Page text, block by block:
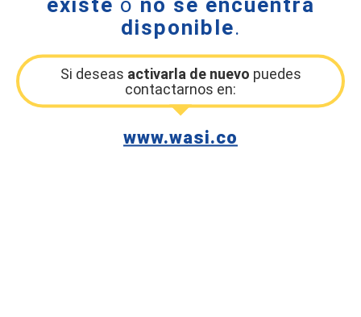
disponible.
Si deseas activarla de nuevo puedes
contactarnos en:
www.wasi.co